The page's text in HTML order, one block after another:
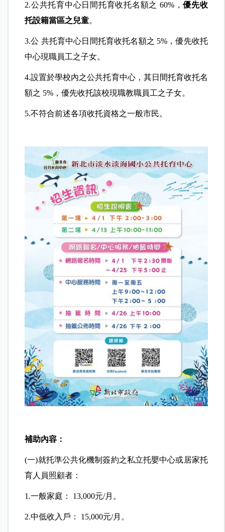
2.公共托育中心日間托育收托名額之 60%，優先收
托設籍當區之兒童。
3.公 共托育中心日間托育收托名額之 5%，優先收托
中心現職員工之子女。
4.設置於學校內之公共托育中心，其日間托育收托名
額之 5%，優先收托該校現職教職員工之子女。
5.不符合前述各項收托資格之一般市民。
補助內容：
(一)就托準公共化機制簽約之私立托嬰中心或居家托
育人員照顧者：
1.一般家庭： 13,000元/月。
2.中低收入戶： 15,000元/月。